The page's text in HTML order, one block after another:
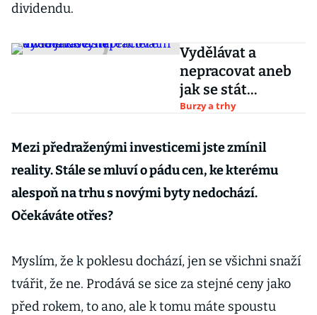
dividendu.
Vydělávat a
nepracovat aneb
jak se stát
dividendovým
Burzy a trhy
Mezi předraženými investicemi jste zmínil
reality. Stále se mluví o pádu cen, ke kterému
alespoň na trhu s novými byty nedochází.
Očekáváte otřes?
Myslím, že k poklesu dochází, jen se všichni snaží
tvářit, že ne. Prodává se sice za stejné ceny jako
před rokem, to ano, ale k tomu máte spoustu